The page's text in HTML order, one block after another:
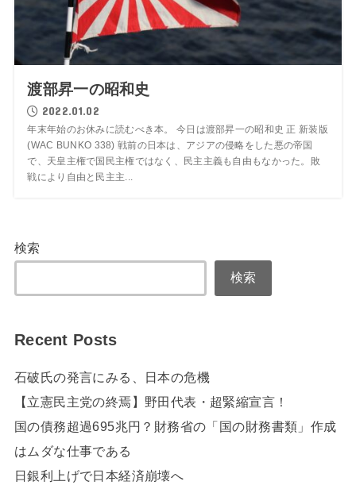
渡部昇一の昭和史
2022.01.02
年末年始のお休みに読むべき本。 今日は渡部昇一の昭和史 正 新装版
(WAC BUNKO 338) 戦前の日本は、アジアの侵略をした悪の帝国
で、天皇主権で国民主権ではなく、民主主義も自由もなかった。敗
戦により自由と民主主...
検索
検索
Recent Posts
石破氏の発言にみる、日本の危機
【立憲民主党の終焉】野田代表・超緊縮宣言！
国の債務超過695兆円？財務省の「国の財務書類」作成
はムダな仕事である
日銀利上げで日本経済崩壊へ